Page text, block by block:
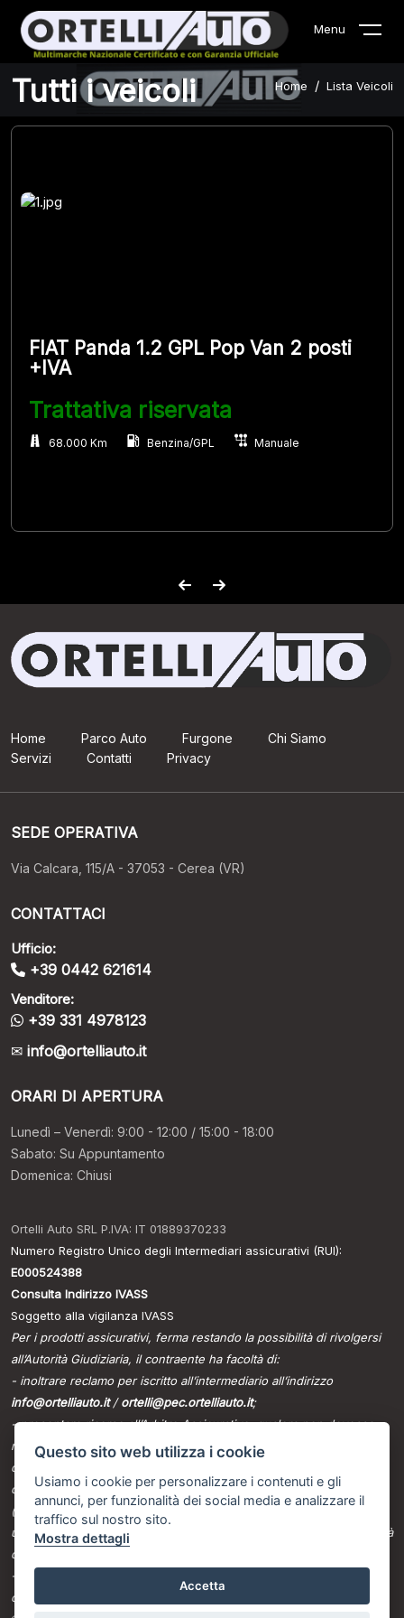
Menu
Questo sito web utilizza i cookie
Usiamo i cookie per personalizzare i contenuti e gli
annunci, per funzionalità dei social media e analizzare il
traffico sul nostro sito.
Mostra dettagli
Accetta
Tutti i veicoli Home Lista Veicoli
FIAT Panda 1.2 GPL Pop Van 2 posti
+IVA
Trattativa riservata
68.000 Km Benzina/GPL Manuale
Home Parco Auto Furgone
Chi Siamo
Servizi
Contatti Privacy
SEDE OPERATIVA
Via Calcara, 115/A - 37053 - Cerea (VR)
CONTATTACI
Ufficio:
+39 0442 621614
Venditore:
+39 331 4978123
info@ortelliauto.it
ORARI DI APERTURA
Lunedì – Venerdì: 9:00 - 12:00 / 15:00 - 18:00
Sabato: Su Appuntamento
Domenica: Chiusi
Ortelli Auto SRL P.IVA: IT 01889370233
Numero Registro Unico degli Intermediari assicurativi (RUI):
E000524388
Consulta Indirizzo IVASS
Soggetto alla vigilanza IVASS
Per i prodotti assicurativi, ferma restando la possibilità di rivolgersi
all’Autorità Giudiziaria, il contraente ha facoltà di:
- inoltrare reclamo per iscritto all’intermediario all’indirizzo
info@ortelliauto.it/ortelli@pec.ortelliauto.it;
- presentare ricorso all’Arbitro Assicurativo, qualora non dovesse
ritenersi soddisfatto dall’esito del reclamo all’intermediario o in caso
di assenza di riscontro entro il termine di legge, tramite il portale
disponibile sul sito internet dello stesso
(www.arbitroassicurativo.org), dove è possibile consultare gli
ulteriori requisiti di ammissibilità, le informazioni relative alle modalità
di presentazione del ricorso e ogni altra indicazione utile;
- avvalersi di altri eventuali sistemi alternativi di risoluzione delle
controversie previsti dalla normativa vigente.